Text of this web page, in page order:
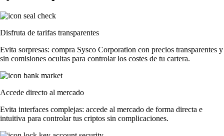
Disfruta de tarifas transparentes
Evita sorpresas: compra Sysco Corporation con precios transparentes y
sin comisiones ocultas para controlar los costes de tu cartera.
Accede directo al mercado
Evita interfaces complejas: accede al mercado de forma directa e
intuitiva para controlar tus criptos sin complicaciones.